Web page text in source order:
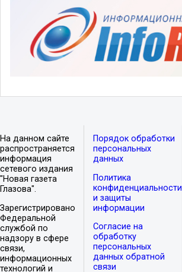
На данном сайте
распространяется
информация
сетевого издания
"Новая газета
Глазова".
Зарегистрировано
Федеральной
службой по
надзору в сфере
связи,
информационных
технологий и
Порядок обработки
персональных
данных
Политика
конфиденциальности
и защиты
информации
Согласие на
обработку
персональных
данных обратной
связи